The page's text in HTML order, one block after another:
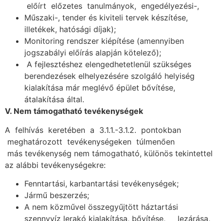
előírt előzetes tanulmányok, engedélyezési-,
Műszaki-, tender és kiviteli tervek készítése,
illetékek, hatósági díjak);
Monitoring rendszer kiépítése (amennyiben
jogszabályi előírás alapján kötelező);
A fejlesztéshez elengedhetetlenül szükséges
berendezések elhelyezésére szolgáló helyiség
kialakítása már meglévő épület bővítése,
átalakítása által.
V. Nem támogatható tevékenységek
A felhívás keretében a 3.1.1.-3.1.2. pontokban
meghatározott tevékenységeken túlmenően
más tevékenység nem támogatható, különös tekintettel
az alábbi tevékenységekre:
Fenntartási, karbantartási tevékenységek;
Jármű beszerzés;
A nem közművel összegyűjtött háztartási
szennyvíz lerakó kialakítása, bővítése, lezárása,